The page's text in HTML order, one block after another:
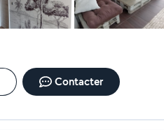
Contacter